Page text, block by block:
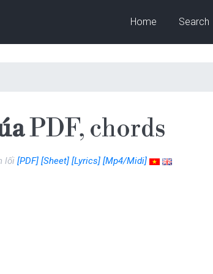
Home Search
PDF, chords
lối [PDF] [Sheet] [Lyrics] [Mp4/Midi]